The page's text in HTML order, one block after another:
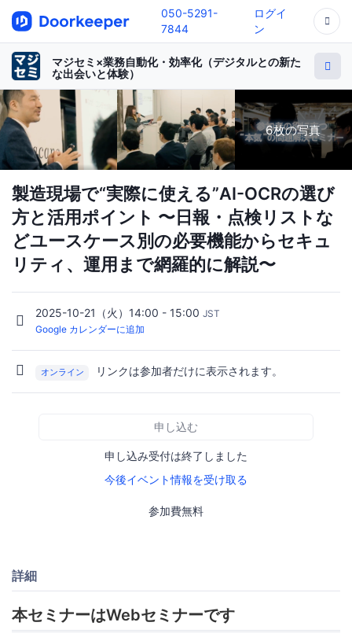
050-5291-
7844
ログイ
ン
マジセミ×業務自動化・効率化（デジタルとの新た
な出会いと体験）
6枚の写真
製造現場で“実際に使える”AI-OCRの選び
方と活用ポイント 〜日報・点検リストな
どユースケース別の必要機能からセキュ
リティ、運用まで網羅的に解説〜
2025-10-21（火）14:00 - 15:00 JST
Google カレンダーに追加
オンライン リンクは参加者だけに表示されます。
申し込む
申し込み受付は終了しました
今後イベント情報を受け取る
参加費無料
詳細
本セミナーはWebセミナーです